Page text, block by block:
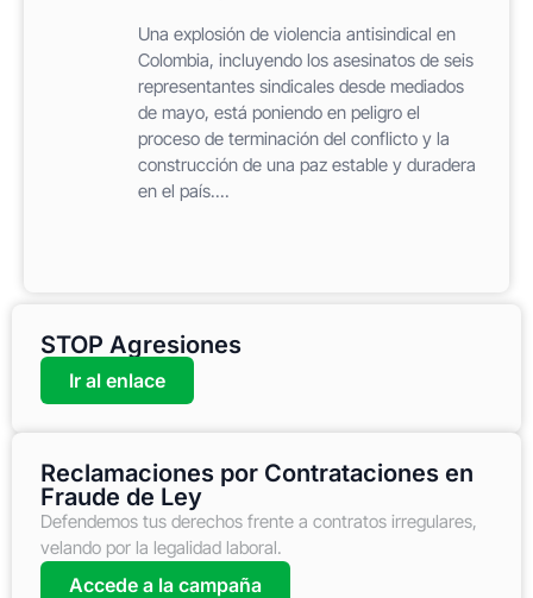
Una explosión de violencia antisindical en
Colombia, incluyendo los asesinatos de seis
representantes sindicales desde mediados
de mayo, está poniendo en peligro el
proceso de terminación del conflicto y la
construcción de una paz estable y duradera
en el país....
STOP Agresiones
Ir al enlace
Reclamaciones por Contrataciones en
Fraude de Ley
Defendemos tus derechos frente a contratos irregulares,
velando por la legalidad laboral.
Accede a la campaña